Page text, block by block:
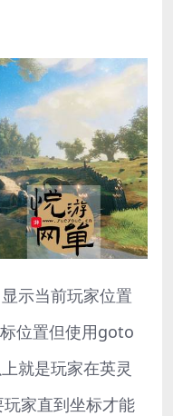
示当前玩家位置
位置但使用goto
就是玩家在英灵
家直到坐标才能